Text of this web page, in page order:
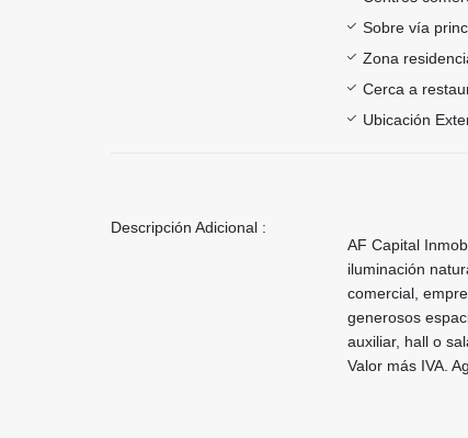
Sobre vía
Zona
Cerca a
Ubicación
Descripción Adicional :
AF Capital
iluminación
comercial,
generosos
auxiliar, hall o
Valor más IVA.